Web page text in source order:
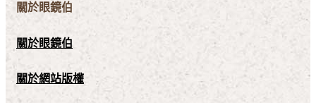
關於眼鏡伯
關於眼鏡伯
關於網站版權